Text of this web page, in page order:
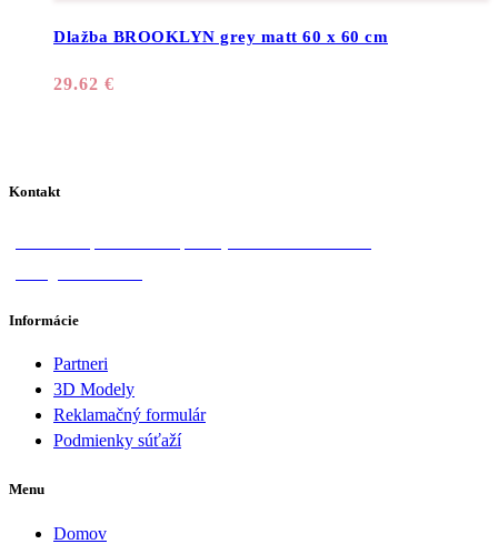
Dlažba BROOKLYN grey matt 60 x 60 cm
29.62 €
Kontakt
Informácie
Partneri
3D Modely
Reklamačný formulár
Podmienky súťaží
Menu
Domov